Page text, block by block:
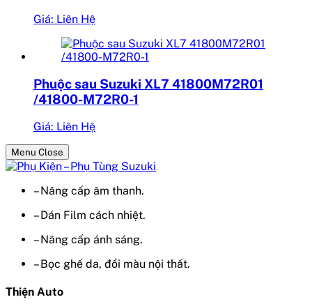
Giá: Liên Hệ
Phuộc sau Suzuki XL7 41800M72R01
/41800-M72R0-1
Giá: Liên Hệ
Menu Close
– Nâng cấp âm thanh.
– Dán Film cách nhiệt.
– Nâng cấp ánh sáng.
– Bọc ghế da, đổi màu nội thất.
Thiện Auto